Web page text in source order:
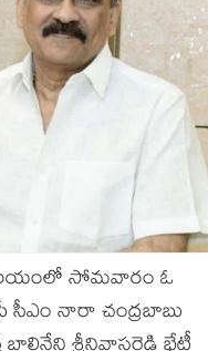
సోమవారం ఓ
సీఎం నారా చంద్రబాబు